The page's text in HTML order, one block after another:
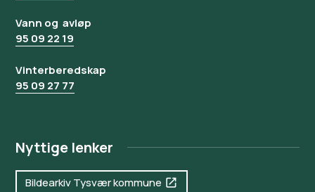
Vann og avløp
95 09 22 19
Vinterberedskap
95 09 27 77
Nyttige lenker
Bildearkiv Tysvær kommune